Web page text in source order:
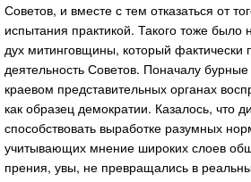
Советов, и вместе с тем отказаться от
испытания практикой. Такого тоже
дух митинговщины, который фактически
деятельность Советов. Поначалу
краевом представительных органах
как образец демократии. Казалось, что
способствовать выработке разумных
учитывающих мнение широких слоев
прения, увы, не превращались в